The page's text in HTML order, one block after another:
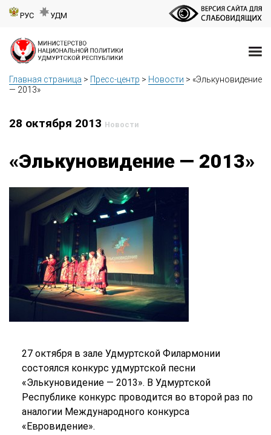
РУС УДМ
Главная страница > Пресс-центр > Новости > «Элькуновидение
— 2013»
28 октября 2013 Новости
«Элькуновидение — 2013»
27 октября в зале Удмуртской Филармонии
состоялся конкурс удмуртской песни
«Элькуновидение — 2013». В Удмуртской
Республике конкурс проводится во второй раз по
аналогии Международного конкурса
«Евровидение».